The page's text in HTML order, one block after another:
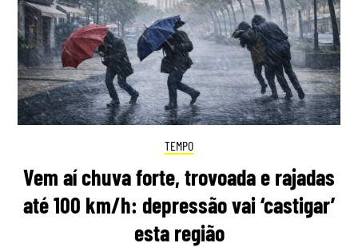
TEMPO
Vem aí chuva forte, trovoada e rajadas
até 100 km/h: depressão vai ‘castigar’
esta região